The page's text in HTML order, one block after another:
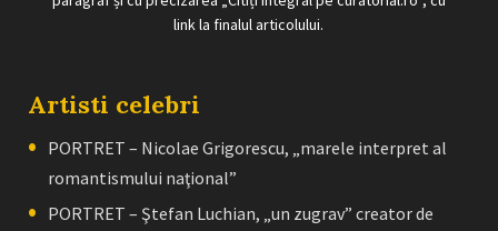
link la finalul articolului.
Artisti celebri
PORTRET – Nicolae Grigorescu, „marele interpret al
romantismului naţional”
PORTRET – Ştefan Luchian, „un zugrav” creator de